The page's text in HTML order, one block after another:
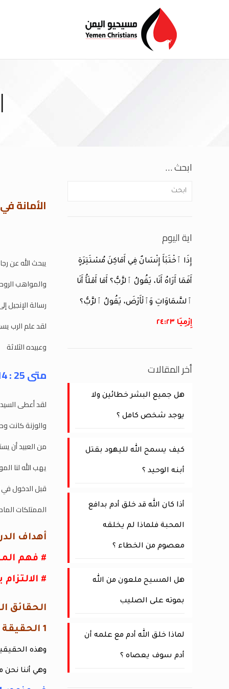
الأمانة
يبحث الله عن
والمواهب
رسالة الإنجيل
لقد علم الرب
وعبيده الثلاثة
متى 25 : 14- 30
لقد أعطى
والوزنة كانت
من العبيد أن
يهب الله لنا
قبل الدخول
الممتلكات
أهداف
# فهم
#
الحقائق
1 الحقيقة الأولى هي أن الرب هو مالك كل شيء
وهذه
وهي أننا نحن
ابحث …
اية اليوم
إِذَا ٱخْتَبَأَ إِنْسَانٌ فِي أَمَاكِنَ مُسْتَتِرَةٍ
أَفَمَا أَرَاهُ أَنَا، يَقُولُ ٱلرَّبُّ؟ أَمَا أَمْلَأُ أَنَا
ٱلسَّمَاوَاتِ وَٱلْأَرْضَ، يَقُولُ ٱلرَّبُّ؟
إِرْمِيَا ٢٣:‏٢٤
أخر المقالات
هل جميع البشر خطائين ولا
يوجد شخص كامل ؟
كيف يسمح الله لليهود بقتل
أبنه الوحيد ؟
أذا كان الله قد خلق أدم بدافع
المحبة فلماذا لم يخلقه
معصوم من الخطاء ؟
هل المسيح ملعون من الله
بموته على الصليب
لماذا خلق الله أدم مع علمه أن
أدم سوف يعصاه ؟